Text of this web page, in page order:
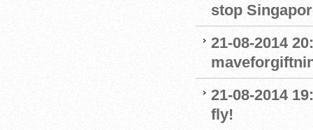
stop
21-08-2014
21-08-2014
fly!